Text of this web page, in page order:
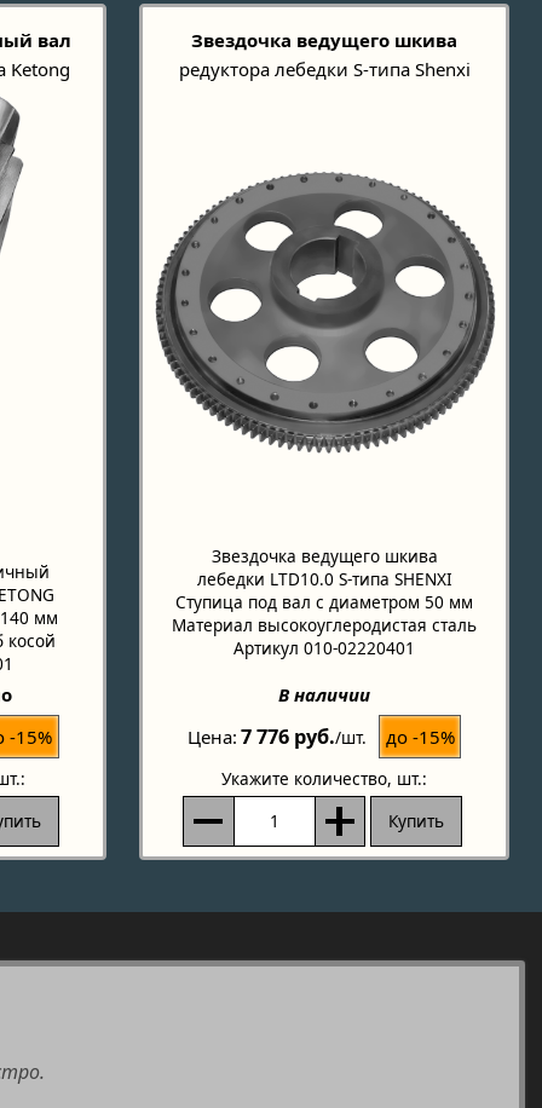
вал
Ketong
мм
косой
-15%
Звездочка ведущего шкива
редуктора лебедки S-типа Shenxi
Звездочка ведущего шкива
лебедки LTD10.0 S-типа SHENXI
Ступица под вал с диаметром 50 мм
Материал высокоуглеродистая сталь
Артикул 010-02220401
В наличии
Цена 7 776 руб./шт. до -15%
Укажите количество, шт.:
Купить